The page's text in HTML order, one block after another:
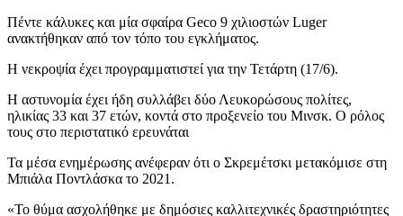
Πέντε κάλυκες και μία σφαίρα Geco 9 χιλιοστών Luger
ανακτήθηκαν από τον τόπο του εγκλήματος.
Η νεκροψία έχει προγραμματιστεί για την Τετάρτη (17/6).
Η αστυνομία έχει ήδη συλλάβει δύο Λευκορώσους πολίτες,
ηλικίας 33 και 37 ετών, κοντά στο προξενείο του Μινσκ. Ο ρόλος
τους στο περιστατικό ερευνάται
Τα μέσα ενημέρωσης ανέφεραν ότι ο Σκρεμέτσκι μετακόμισε στη
Μπιάλα Ποντλάσκα το 2021.
«Το θύμα ασχολήθηκε με δημόσιες καλλιτεχνικές δραστηριότητες